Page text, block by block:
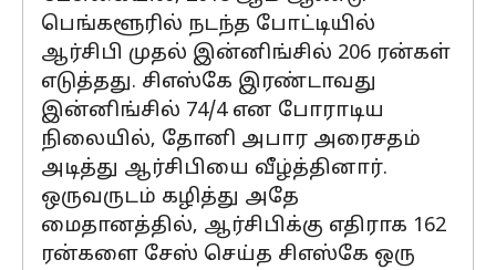
பெங்களூரில் நடந்த போட்டியில்
ஆர்சிபி முதல் இன்னிங்சில் 206 ரன்கள்
எடுத்தது. சிஎஸ்கே இரண்டாவது
இன்னிங்சில் 74/4 என போராடிய
நிலையில், தோனி அபார அரைசதம்
அடித்து ஆர்சிபியை வீழ்த்தினார்.
ஒருவருடம் கழித்து அதே
மைதானத்தில், ஆர்சிபிக்கு எதிராக 162
ரன்களை சேஸ் செய்த சிஎஸ்கே ஒரு